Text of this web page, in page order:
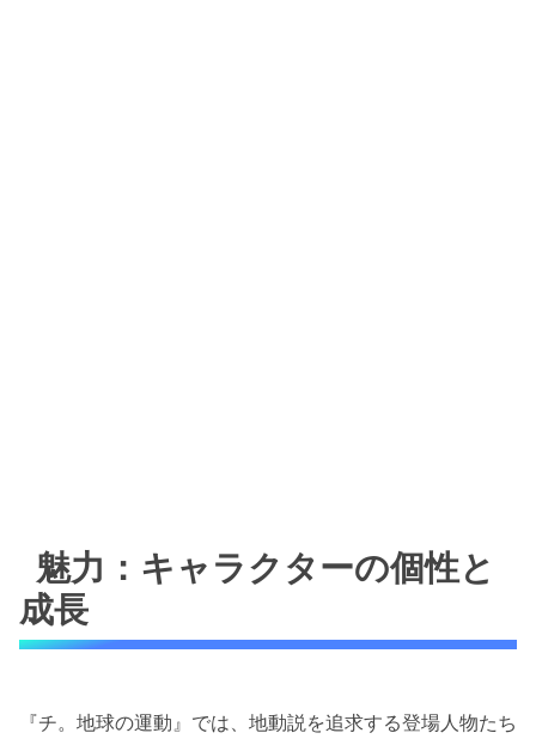
魅力：キャラクターの個性と
成長
『チ。地球の運動』では、地動説を追求する登場人物たち